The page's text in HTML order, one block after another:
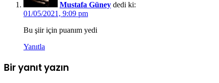
Mustafa Güney dedi ki:
01/05/2021, 9:09 pm
Bu şiir için puanım yedi
Yanıtla
Bir yanıt yazın